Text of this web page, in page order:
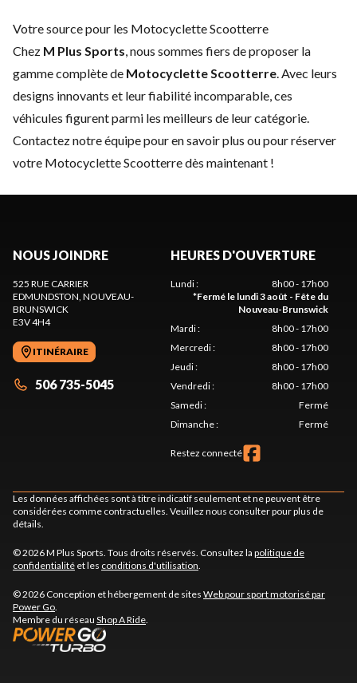
Votre source pour les Motocyclette Scootterre
Chez M Plus Sports, nous sommes fiers de proposer la
gamme complète de Motocyclette Scootterre. Avec leurs
designs innovants et leur fiabilité incomparable, ces
véhicules figurent parmi les meilleurs de leur catégorie.
Contactez notre équipepour en savoir plus ou pour réserver
votre Motocyclette Scootterre dès maintenant !
NOUS JOINDRE
525 RUE CARRIER
EDMUNDSTON, NOUVEAU-
BRUNSWICK
E3V 4H4
ITINÉRAIRE
506 735-5045
HEURES D'OUVERTURE
Lundi:
8h00 - 17h00
*Fermé le lundi 3 août - Fête du
Nouveau-Brunswick
Mardi:
8h00 - 17h00
Mercredi:
8h00 - 17h00
Jeudi:
8h00 - 17h00
Vendredi:
8h00 - 17h00
Samedi:
Fermé
Dimanche: Fermé
Restez connecté
Les données affichées sont à titre indicatif seulement et ne peuvent être
considérées comme contractuelles. Veuillez nous consulter pour plus de
détails.
© 2026 M Plus Sports. Tous droits réservés. Consultez la politique de
confidentialité et les conditions d'utilisation.
© 2026 Conception et hébergement de sites Web pour sport motorisé par
Power Go.
Membre du réseau Shop A Ride.